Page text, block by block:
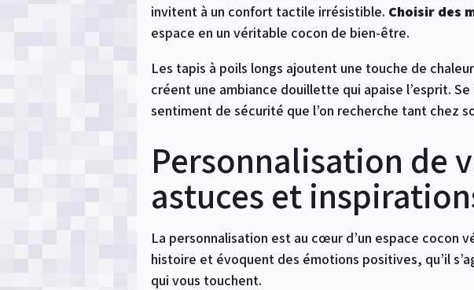
invitent à un confort tactile irrésistible. Choisir des
espace en un véritable cocon de bien-être.
Les tapis à poils longs ajoutent une touche de
créent une ambiance douillette qui apaise l’esprit.
sentiment de sécurité que l’on recherche tant chez
Personnalisation de
astuces et
La personnalisation est au cœur d’un espace
histoire et évoquent des émotions positives, qu’il
qui vous touchent.